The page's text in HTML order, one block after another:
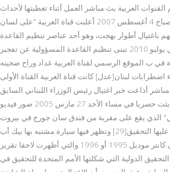
العربية بث مباشر العمل أثناء تغطيتها لأحداث
تفجير ضريح العسكريين وفي صباح 4 أغسطس 2007 أعلنت قناة العربية "على لسان
باغتيال أطوار بهجت، وهو أحد عناصر تنظيم القاعدة
المدعو هيثم البدري. في يوليو 2010 تبنى تنظيم القاعدة المسؤولية عن تفجير
في ب الموقع الرسمي لقناة العربية غداد وراح ضحيته
جريحا.[26] أثناء اضطرابات لبنان[عدل] كانت قناة العربية القناة الأولى
أذاعت خبر اغتيال رئيس الوزراء اللبناني السابق
رفيق الحريري،[27][28] كما بثت حصريا في مساء الأحد 27 مارس 2005 صور فيديو
الذي يقع على مقربة من فندق سان جورج في بيروت
حيث وقع الانفجار، والتي اعتمد عليها التحقيق[29] وتظهر فيها سيارة مشتبه بها بيك أب
بيضاء من نوع ميتسوبيشي كانتر موديل 1995 أو 1996 والتي أظهرت لاحقا تقرير
الدولية التي شكلتها الأمم المتحدة للتحقيق في